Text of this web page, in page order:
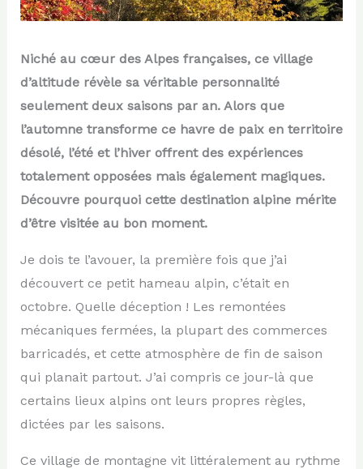
Niché au cœur des Alpes françaises, ce village
d’altitude révèle sa véritable personnalité
seulement deux saisons par an. Alors que
l’automne transforme ce havre de paix en territoire
désolé, l’été et l’hiver offrent des expériences
totalement opposées mais également magiques.
Découvre pourquoi cette destination alpine mérite
d’être visitée au bon moment.
Je dois te l’avouer, la première fois que j’ai
découvert ce petit hameau alpin, c’était en
octobre. Quelle déception ! Les remontées
mécaniques fermées, la plupart des commerces
barricadés, et cette atmosphère de fin de saison
qui planait partout. J’ai compris ce jour-là que
certains lieux alpins ont leurs propres règles,
dictées par les saisons.
Ce village de montagne vit littéralement au rythme